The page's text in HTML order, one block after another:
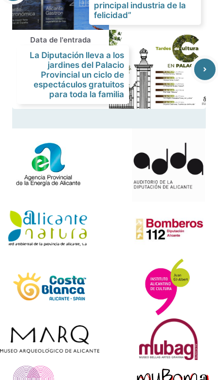
principal industria de la
felicidad”
Data de l'entrada
La Diputación lleva a los
jardines del Palacio
Provincial un ciclo de
espectáculos gratuitos
para toda la familia